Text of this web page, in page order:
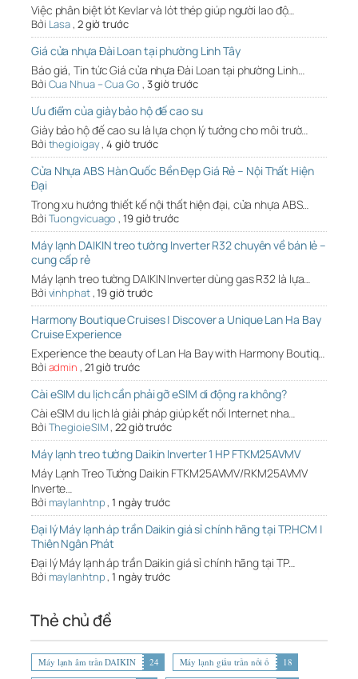
Việc phân biệt lót Kevlar và lót thép giúp người lao độ…
Bởi Lasa, 2 giờ trước
Giá cửa nhựa Đài Loan tại phường Linh Tây
Báo giá, Tin tức Giá cửa nhựa Đài Loan tại phường Linh…
Bởi Cua Nhua – Cua Go , 3 giờ trước
Ưu điểm của giày bảo hộ đế cao su
Giày bảo hộ đế cao su là lựa chọn lý tưởng cho môi trườ…
Bởi thegioigay,4 giờ trước
Cửa Nhựa ABS Hàn Quốc Bền Đẹp Giá Rẻ – Nội Thất Hiện
Đại
Trong xu hướng thiết kế nội thất hiện đại, cửa nhựa ABS…
Bởi Tuongvicuago ,19 giờ trước
Máy lạnh DAIKIN treo tường Inverter R32 chuyên về bán lẻ –
cung cấp rẻ
Máy lạnh treo tường DAIKIN Inverter dùng gas R32 là lựa…
Bởi vinhphat,19 giờ trước
Harmony Boutique Cruises | Discover a Unique Lan Ha Bay
Cruise Experience
Experience the beauty of Lan Ha Bay with Harmony Boutiq…
Bởi admin , 21 giờ trước
Cài eSIM du lịch cần phải gỡ eSIM di động ra không?
Cài eSIM du lịch là giải pháp giúp kết nối Internet nha…
Bởi ThegioieSIM,22 giờ trước
Máy lạnh treo tường Daikin Inverter 1 HP FTKM25AVMV
Máy Lạnh Treo Tường Daikin FTKM25AVMV/RKM25AVMV
Inverte…
Bởi maylanhtnp,1 ngày trước
Đại lý Máy lạnh áp trần Daikin giá sỉ chính hãng tại TP.HCM |
Thiên Ngân Phát
Đại lý Máy lạnh áp trần Daikin giá sỉ chính hãng tại TP…
Bởi maylanhtnp,1 ngày trước
Thẻ chủ đề
Máy lạnh âm trần DAIKIN 24 Máy lạnh giấu trần nối ố
18